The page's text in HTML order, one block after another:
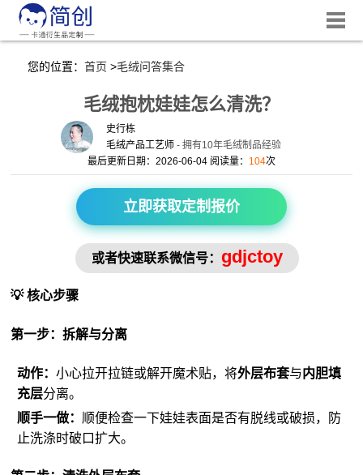
您的位置：首页 >毛绒问答集合
毛绒抱枕娃娃怎么清洗？
史行栋
毛绒产品工艺师 - 拥有10年毛绒制品经验
最后更新日期：2026-06-04 阅读量： 104次
立即获取定制报价
或者快速联系微信号： gdjctoy
💡 核心步骤
第一步：拆解与分离
动作：小心拉开拉链或解开魔术贴，将外层布套与内胆填
充层分离。
顺手一做： 顺便检查一下娃娃表面是否有脱线或破损，防
止洗涤时破口扩大。